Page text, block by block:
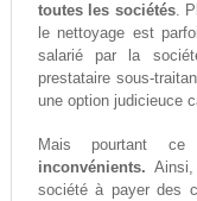
toutes les sociétés.
le nettoyage est
salarié par la
prestataire sous-
une option judicieuce
Mais pourtant
inconvénients.
société à payer des